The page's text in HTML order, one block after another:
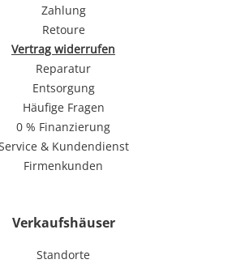
Zahlung
Retoure
Vertrag widerrufen
Reparatur
Entsorgung
Häufige Fragen
0 % Finanzierung
& Kundendienst
Firmenkunden
Verkaufshäuser
Standorte